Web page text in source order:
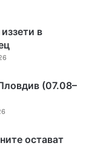
в
(07.08–
остават